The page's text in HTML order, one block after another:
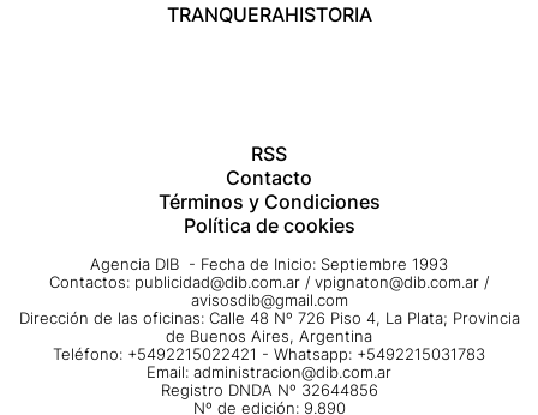
TRANQUERAHISTORIA
RSS
Contacto
Términos y Condiciones
Política de cookies
Agencia DIB - Fecha de Inicio: Septiembre 1993
Contactos: publicidad@dib.com.ar / vpignaton@dib.com.ar /
avisosdib@gmail.com
Dirección de las oficinas: Calle 48 Nº 726 Piso 4, La Plata; Provincia
de Buenos Aires, Argentina
Teléfono: +5492215022421 - Whatsapp: +5492215031783
Email: administracion@dib.com.ar
Registro DNDA Nº 32644856
Nº de edición: 9.890